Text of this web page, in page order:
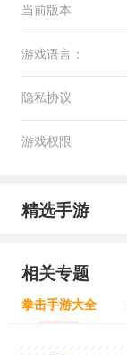
当前版本
游戏语言：
隐私协议
游戏权限
精选手游
相关专题
拳击手游大全